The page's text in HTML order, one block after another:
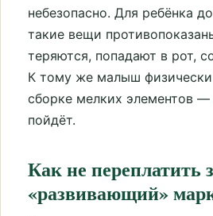
небезопасно. Для ребёнка
такие вещи
теряются, попадают в рот,
К тому же малыш физически
сборке мелких элементов —
пойдёт.
Как не переплатить
«развивающий»